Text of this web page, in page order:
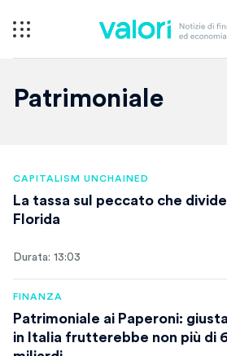
Patrimoniale
CAPITALISM UNCHAINED
La tassa sul peccato che
Florida
Durata: 13:03
FINANZA
Patrimoniale ai Paperoni:
in Italia frutterebbe non più di